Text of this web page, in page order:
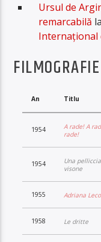
Ursul de
remarcabilă
Internațional
FILMOGRAFIE
An Titlu
1954
A rade! A
rade!
1954
Una
visone
1955 Adriana
1958 Le dritte